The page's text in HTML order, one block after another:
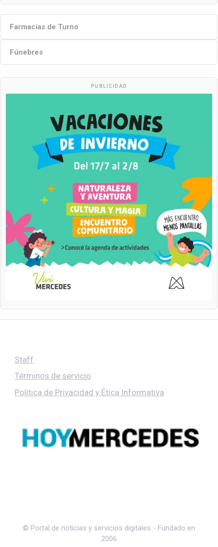
Farmacias de Turno
Fúnebres
PUBLICIDAD
Staff
Términos de servicio
Política de Privacidad y Ética Informativa
© Portal de noticias y servicios digitales - Fundado en
2006